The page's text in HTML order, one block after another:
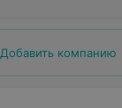
Добавить компанию